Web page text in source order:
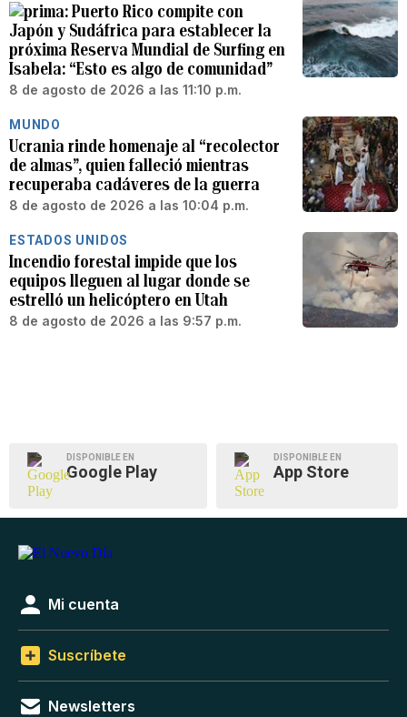
Puerto Rico compite con
Japón y Sudáfrica para establecer la
próxima Reserva Mundial de Surfing en
Isabela: “Esto es algo de comunidad”
8 de agosto de 2026 a las 11:10 p.m.
MUNDO
Ucrania rinde homenaje al “recolector
de almas”, quien falleció mientras
recuperaba cadáveres de la guerra
8 de agosto de 2026 a las 10:04 p.m.
ESTADOS UNIDOS
Incendio forestal impide que los
equipos lleguen al lugar donde se
estrelló un helicóptero en Utah
8 de agosto de 2026 a las 9:57 p.m.
DISPONIBLE EN
Google Play
DISPONIBLE EN
App Store
Mi cuenta
Suscríbete
Newsletters